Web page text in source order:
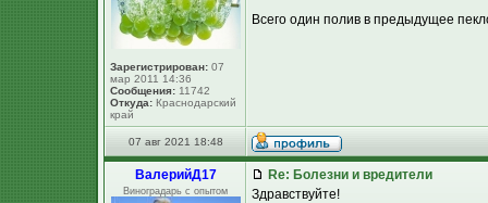
Зарегистрирован: 07
мар 2011 14:36
Сообщения: 11742
Откуда: Краснодарский
край
Всего один полив в предыдущее
07 авг 2021 18:48
ВалерийД17
Виноградарь с опытом
Re: Болезни и вредители
Здравствуйте!